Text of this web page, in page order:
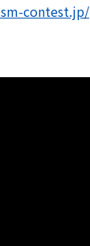
contest.jp/